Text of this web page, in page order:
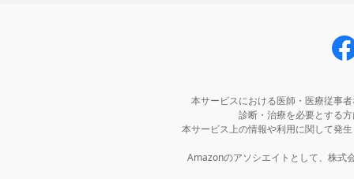
本サービスにおける医師・医療従事
診断・治療を必要とする
本サービス上の情報や利用に関して発
Amazonのアソシエイトとして、株式